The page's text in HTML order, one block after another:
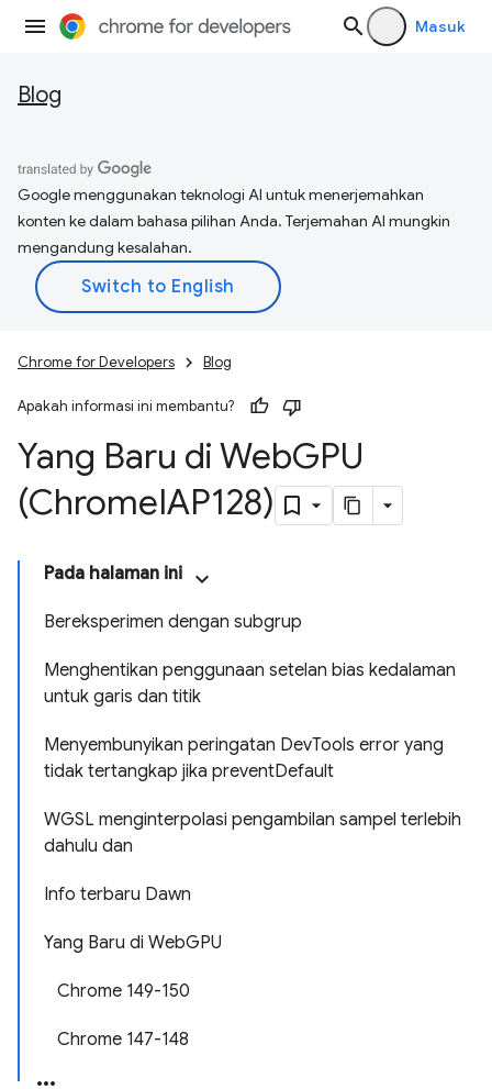
Masuk
Blog
Google menggunakan teknologi AI untuk menerjemahkan
konten ke dalam bahasa pilihan Anda. Terjemahan AI mungkin
mengandung kesalahan.
Chrome for Developers Blog
Apakah informasi ini membantu?
Yang Baru di WebGPU
(ChromeIAP128)
Pada halaman ini
Bereksperimen dengan subgrup
Menghentikan penggunaan setelan bias kedalaman
untuk garis dan titik
Menyembunyikan peringatan DevTools error yang
tidak tertangkap jika preventDefault
WGSL menginterpolasi pengambilan sampel terlebih
dahulu dan
Info terbaru Dawn
Yang Baru di WebGPU
Chrome 149-150
Chrome 147-148